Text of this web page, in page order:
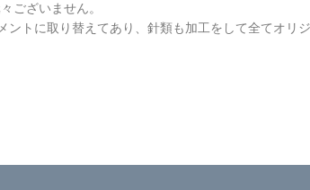
ございません。
トに取り替えてあり、針類も加工をして全てオリ